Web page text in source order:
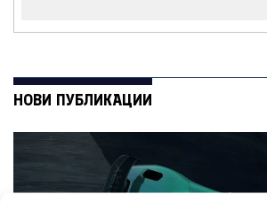
НОВИ ПУБЛИКАЦИИ